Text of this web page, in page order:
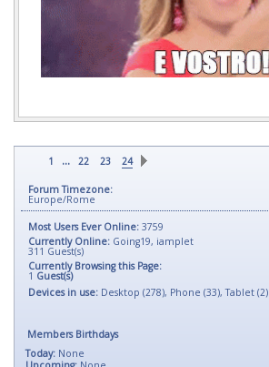
1 ... 22 23 24
Forum Timezone:
Europe/Rome
Most Users Ever Online: 3759
Currently Online: Going19, iamplet
311 Guest(s)
Currently Browsing this Page:
1 Guest(s)
Devices in use: Desktop (278), Phone (33), Tablet (2)
Members Birthdays
Today: None